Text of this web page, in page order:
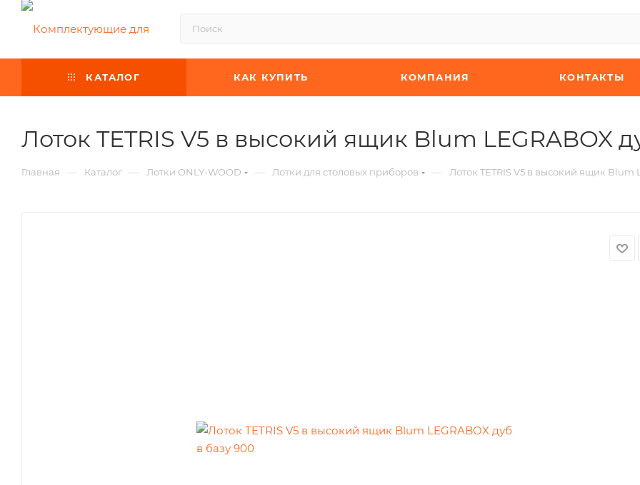
КАТАЛОГ КАК КУПИТЬ КОМПАНИЯ КОНТАКТЫ
Лоток TETRIS V5 в высокий ящик Blum LEGRABOX
Главная — Каталог — Лотки ONLY-WOOD — Лотки для столовых приборов — Лоток TETRIS V5 в высокий ящик Blum